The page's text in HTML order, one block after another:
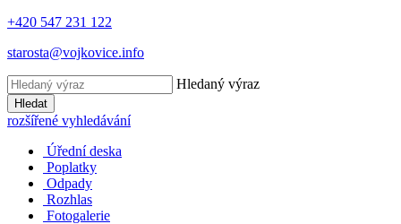
+420 547 231 122
starosta@vojkovice.info
Hledaný výraz
Hledat
rozšířené vyhledávání
Úřední deska
Poplatky
Odpady
Rozhlas
Fotogalerie